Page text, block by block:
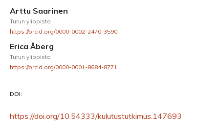
Arttu Saarinen
Turun yliopisto
https://orcid.org/0000-0002-2470-3590
Erica Åberg
Turun yliopisto
https://orcid.org/0000-0001-8684-8771
DOI:
https://doi.org/10.54333/kulutustutkimus.147693